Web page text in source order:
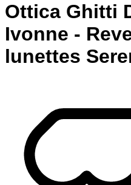
Ottica Ghitti
Ivonne -
lunettes